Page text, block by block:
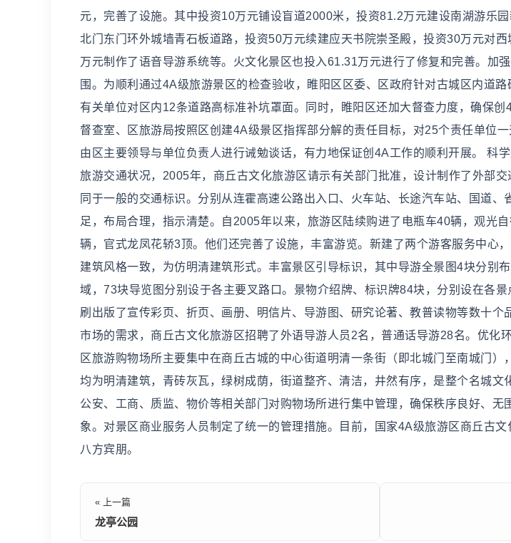
元，完善了设施。其中投资10万元铺设盲道2000米，投资81.2万元建设南湖游乐园
北门东门环外城墙青石板道路，投资50万元续建应天书院崇圣殿，投资30万元对
万元制作了语音导游系统等。火文化景区也投入61.31万元进行了修复和完善。加
围。为顺利通过4A级旅游景区的检查验收，睢阳区区委、区政府针对古城区内道
有关单位对区内12条道路高标准补坑罩面。同时，睢阳区还加大督查力度，确保
督查室、区旅游局按照区创建4A级景区指挥部分解的责任目标，对25个责任单位
由区主要领导与单位负责人进行诫勉谈话，有力地保证创4A工作的顺利开展。 科
旅游交通状况，2005年，商丘古文化旅游区请示有关部门批准，设计制作了外部
同于一般的交通标识。分别从连霍高速公路出入口、火车站、长途汽车站、国道、
足，布局合理，指示清楚。自2005年以来，旅游区陆续购进了电瓶车40辆，观光
辆，官式龙凤花轿3顶。他们还完善了设施，丰富游览。新建了两个游客服务中心
建筑风格一致，为仿明清建筑形式。丰富景区引导标识，其中导游全景图4块分别
域，73块导览图分别设于各主要叉路口。景物介绍牌、标识牌84块，分别设在各
刷出版了宣传彩页、折页、画册、明信片、导游图、研究论著、教普读物等数十个
市场的需求，商丘古文化旅游区招聘了外语导游人员2名，普通话导游28名。优化
区旅游购物场所主要集中在商丘古城的中心街道明清一条街（即北城门至南城门
均为明清建筑，青砖灰瓦，绿树成荫，街道整齐、清洁，井然有序，是整个名城文
公安、工商、质监、物价等相关部门对购物场所进行集中管理，确保秩序良好、无
象。对景区商业服务人员制定了统一的管理措施。目前，国家4A级旅游区商丘古
八方宾朋。
« 上一篇
龙亭公园